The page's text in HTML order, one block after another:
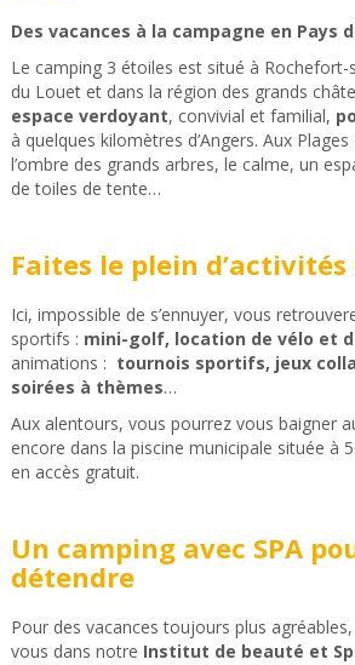
Des vacances à la campagne en Pays
Le camping 3 étoiles est situé à
du Louet et dans la région des grands
espace verdoyant, convivial et familial,
à quelques kilomètres d’Angers. Aux
l’ombre des grands arbres, le calme, un
de toiles de tente…
Faites le plein
Ici, impossible de s’ennuyer, vous
sportifs : mini-golf, location de vélo et
animations : tournois sportifs, jeux
soirées à thèmes…
Aux alentours, vous pourrez vous baigner
encore dans la piscine municipale située à
en accès gratuit.
Un camping avec SPA
détendre
Pour des vacances toujours plus
vous dans notre Institut de beauté et